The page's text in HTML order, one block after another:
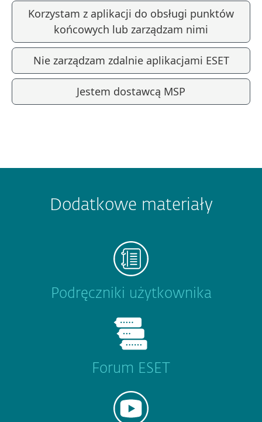
Korzystam z aplikacji do obsługi punktów
końcowych lub zarządzam nimi
Nie zarządzam zdalnie aplikacjami ESET
Jestem dostawcą MSP
Dodatkowe materiały
Podręczniki użytkownika
Forum ESET